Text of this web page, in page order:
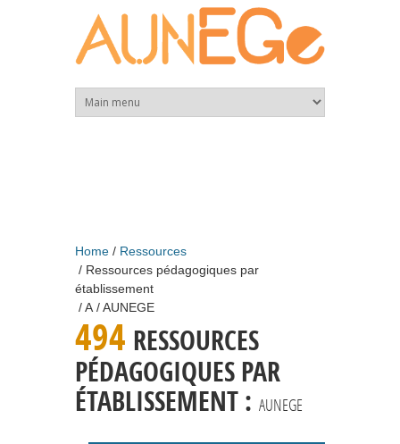
Home
Ressources
Ressources pédagogiques par
établissement
A
AUNEGE
494 RESSOURCES
PÉDAGOGIQUES PAR
ÉTABLISSEMENT : AUNEGE